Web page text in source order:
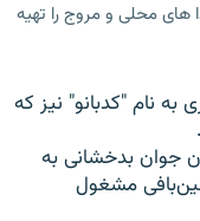
محلی و مروج را تهیه
به نام "کدبانو" نیز که
جوان بدخشانی به
مشغول